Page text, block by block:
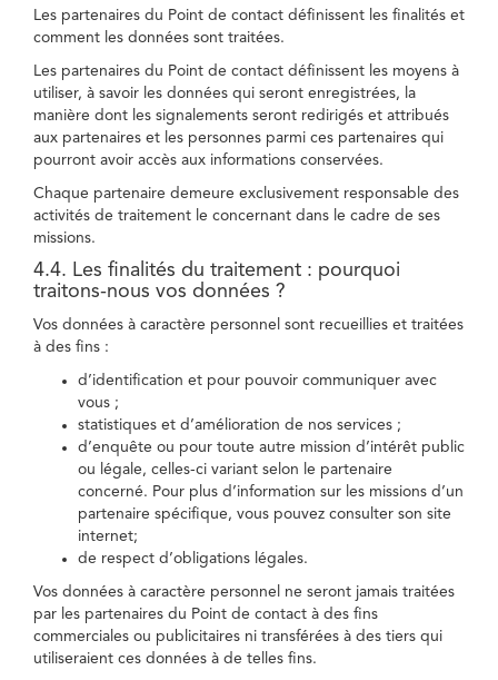
Les partenaires du Point de contact définissent les finalités et
comment les données sont traitées.
Les partenaires du Point de contact définissent les moyens à
utiliser, à savoir les données qui seront enregistrées, la
manière dont les signalements seront redirigés et attribués
aux partenaires et les personnes parmi ces partenaires qui
pourront avoir accès aux informations conservées.
Chaque partenaire demeure exclusivement responsable des
activités de traitement le concernant dans le cadre de ses
missions.
4.4. Les finalités du traitement : pourquoi
traitons-nous vos données ?
Vos données à caractère personnel sont recueillies et traitées
à des fins :
d’identification et pour pouvoir communiquer avec
vous ;
statistiques et d’amélioration de nos services ;
d’enquête ou pour toute autre mission d’intérêt public
ou légale, celles-ci variant selon le partenaire
concerné. Pour plus d’information sur les missions d’un
partenaire spécifique, vous pouvez consulter son site
internet;
de respect d’obligations légales.
Vos données à caractère personnel ne seront jamais traitées
par les partenaires du Point de contact à des fins
commerciales ou publicitaires ni transférées à des tiers qui
utiliseraient ces données à de telles fins.